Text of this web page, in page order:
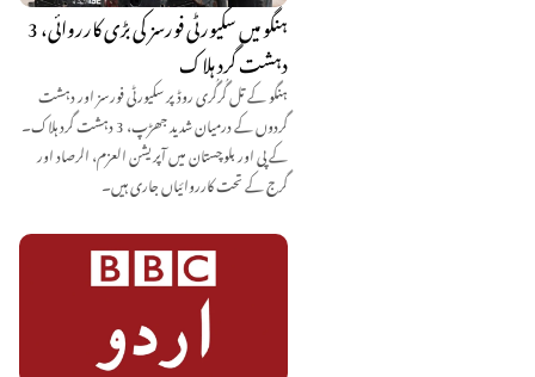
ہنگو میں سکیورٹی فورسز کی بڑی کارروائی، 3
دہشت گرد ہلاک
ہنگو کے تل گُرگُری روڈ پر سکیورٹی فورسز اور دہشت
گردوں کے درمیان شدید جھڑپ، 3 دہشت گرد ہلاک۔
کے پی اور بلوچستان میں آپریشن العزم، الرصاد اور
گرج کے تحت کارروائیاں جاری ہیں۔